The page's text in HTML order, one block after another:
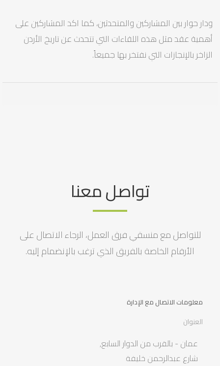
ودار حوار بين المشاركين والمتحدثين، كما اكد المشاركين على
أهمية عقد مثل هذه اللقاءات التي تتحدث عن تاريخ الأردن
الزاخر بالإنجازات التي نفتخر بها جميعاً.
تواصل معنا
للتواصل مع منسقي فرق العمل، الرجاء الاتصال على
الأرقام الخاصة بالفريق الذي ترغب بالإنضمام إليه.
معلومات الاتصال مع الإدارة
العنوان
عمان - بالقرب من الدوار السابع,
شارع عبدالرحمن خليفة